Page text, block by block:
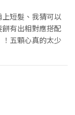
短髮、我猜可以
有出相對應搭配
五顆心真的太少